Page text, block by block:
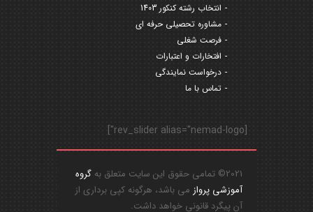
انتخاب رشته کنکور 1403
مشاوره تحصیلی حرفه ای
فرصت شغلی
افتخارات و اعتبارات
درخواست نمایندگی
تماس با ما
[rev_slider alias="nemad-logo"]
2021© تمامی حقوق این سایت متعلق به
گروه
آموزشی پرواز می باشد، هرگونه کپی برداری از
آن پیگرد قانونی خواهد داشت.